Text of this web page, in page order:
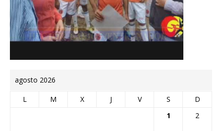
agosto 2026
L M X J V S
D
1
2